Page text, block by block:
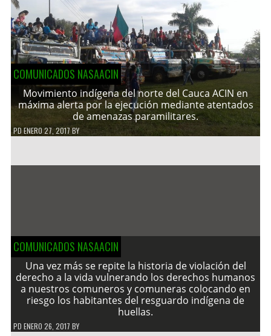
COMUNICADOS NASAACIN
Movimiento indígena del norte del Cauca ACIN en
máxima alerta por la ejecución mediante atentados
de amenazas paramilitares.
PDENERO 27, 2017 BY
COMUNICADOS NASAACIN
Una vez más se repite la historia de violación del
derecho a la vida vulnerando los derechos humanos
a nuestros comuneros y comuneras colocando en
riesgo los habitantes del resguardo indígena de
huellas.
PD ENERO 26, 2017 BY